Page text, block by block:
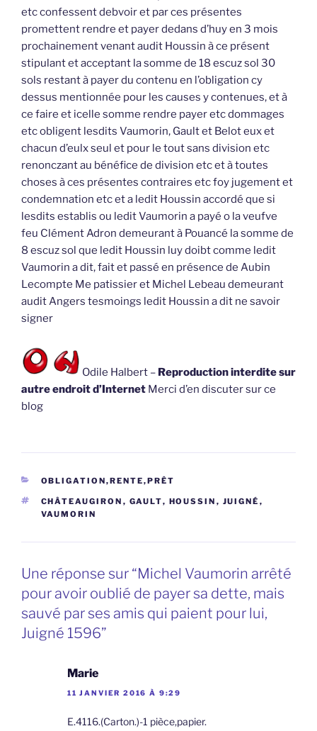
etc confessent debvoir et par ces présentes
promettent rendre et payer dedans d’huy en 3 mois
prochainement venant audit Houssin à ce présent
stipulant et acceptant la somme de 18 escuz sol 30
sols restant à payer du contenu en l’obligation cy
dessus mentionnée pour les causes y contenues, et à
ce faire et icelle somme rendre payer etc dommages
etc obligent lesdits Vaumorin, Gault et Belot eux et
chacun d’eulx seul et pour le tout sans division etc
renonczant au bénéfice de division etc et à toutes
choses à ces présentes contraires etc foy jugement et
condemnation etc et a ledit Houssin accordé que si
lesdits establis ou ledit Vaumorin a payé o la veufve
feu Clément Adron demeurant à Pouancé la somme de
8 escuz sol que ledit Houssin luy doibt comme ledit
Vaumorin a dit, fait et passé en présence de Aubin
Lecompte Me patissier et Michel Lebeau demeurant
audit Angers tesmoings ledit Houssin a dit ne savoir
signer
Odile Halbert – Reproduction interdite sur
autre endroit d’Internet Merci d’en discuter sur ce
blog
CATÉGORIES
OBLIGATION,RENTE,PRÊT
ÉTIQUETTES
CHÂTEAUGIRON , GAULT, HOUSSIN , JUIGNÉ ,
VAUMORIN
Une réponse sur “Michel Vaumorin arrêté
pour avoir oublié de payer sa dette, mais
sauvé par ses amis qui paient pour lui,
Juigné 1596”
Marie
11 JANVIER 2016 À 9:29
E.4116.(Carton.)-1 pièce,papier.